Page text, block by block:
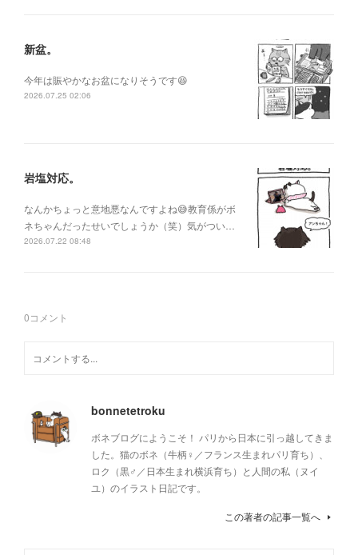
新盆。
今年は賑やかなお盆になりそうです😆
2026.07.25 02:06
岩塩対応。
なんかちょっと意地悪なんですよね😅教育係がボ
ネちゃんだったせいでしょうか（笑）気がつい…
2026.07.22 08:48
0コメント
bonnetetroku
ボネブログにようこそ！ パリから日本に引っ越してきま
した。猫のボネ（牛柄♀／フランス生まれパリ育ち）、
ロク（黒♂／日本生まれ横浜育ち）と人間の私（ヌイ
ユ）のイラスト日記です。
この著者の記事一覧へ